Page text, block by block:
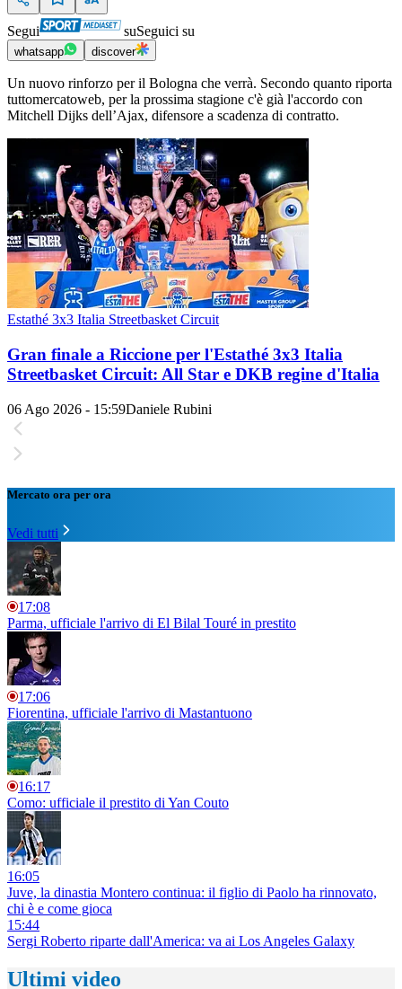
Segui suSeguici su
whatsapp discover
Un nuovo rinforzo per il Bologna che verrà. Secondo quanto riporta
tuttomercatoweb, per la prossima stagione c'è già l'accordo con
Mitchell Dijks dell’Ajax, difensore a scadenza di contratto.
Estathé 3x3 Italia Streetbasket Circuit
Gran finale a Riccione per l'Estathé 3x3 Italia
Streetbasket Circuit: All Star e DKB regine d'Italia
06 Ago 2026 - 15:59Daniele Rubini
Mercato ora per ora
Vedi tutti
17:08
Parma, ufficiale l'arrivo di El Bilal Touré in prestito
17:06
Fiorentina, ufficiale l'arrivo di Mastantuono
16:17
Como: ufficiale il prestito di Yan Couto
16:05
Juve, la dinastia Montero continua: il figlio di Paolo ha rinnovato,
chi è e come gioca
15:44
Sergi Roberto riparte dall'America: va ai Los Angeles Galaxy
Ultimi video